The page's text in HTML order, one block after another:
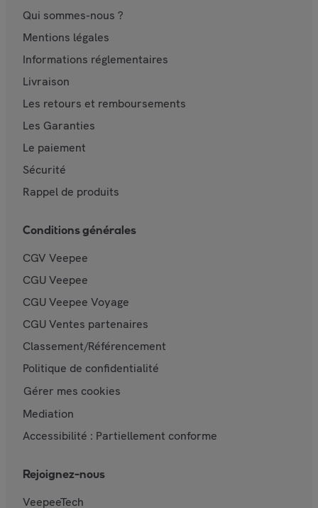
Qui sommes-nous ?
Mentions légales
Informations réglementaires
Livraison
Les retours et remboursements
Les Garanties
Le paiement
Sécurité
Rappel de produits
Conditions générales
CGV Veepee
CGU Veepee
CGU Veepee Voyage
CGU Ventes partenaires
Classement/Référencement
Politique de confidentialité
Gérer mes cookies
Mediation
Accessibilité : Partiellement conforme
Rejoignez-nous
VeepeeTech